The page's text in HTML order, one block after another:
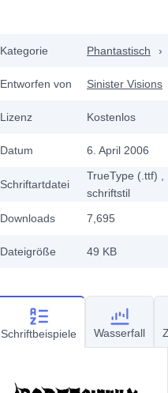
Kategorie Phantastisch ›
Entworfen von Sinister Visions
Lizenz Kostenlos
Datum 6. April 2006
Schriftartdatei
TrueType (.ttf)
schriftstil
Downloads
7,695
Dateigröße 49 KB
Schriftbeispiele Wasserfall